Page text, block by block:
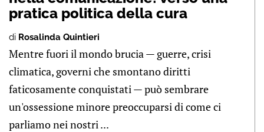
pratica politica della cura
di Rosalinda Quintieri
Mentre fuori il mondo brucia — guerre, crisi
climatica, governi che smontano diritti
faticosamente conquistati — può sembrare
un'ossessione minore preoccuparsi di come ci
parliamo nei nostri ...